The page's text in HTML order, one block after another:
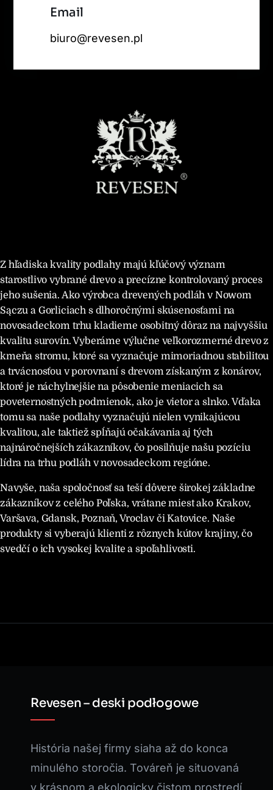
Email
biuro@revesen.pl
Z hľadiska kvality podlahy majú kľúčový význam
starostlivo vybrané drevo a precízne kontrolovaný proces
jeho sušenia. Ako výrobca drevených podláh v Nowom
Sączu a Gorliciach s dlhoročnými skúsenosťami na
novosadeckom trhu kladieme osobitný dôraz na najvyššiu
kvalitu surovín. Vyberáme výlučne veľkorozmerné drevo z
kmeňa stromu, ktoré sa vyznačuje mimoriadnou stabilitou
a trvácnosťou v porovnaní s drevom získaným z konárov,
ktoré je náchylnejšie na pôsobenie meniacich sa
poveternostných podmienok, ako je vietor a slnko. Vďaka
tomu sa naše podlahy vyznačujú nielen vynikajúcou
kvalitou, ale taktiež spĺňajú očakávania aj tých
najnáročnejších zákazníkov, čo posilňuje našu pozíciu
lídra na trhu podláh v novosadeckom regióne.
Navyše, naša spoločnosť sa teší dôvere širokej základne
zákazníkov z celého Poľska, vrátane miest ako Krakov,
Varšava, Gdansk, Poznaň, Vroclav či Katovice. Naše
produkty si vyberajú klienti z rôznych kútov krajiny, čo
svedčí o ich vysokej kvalite a spoľahlivosti.
Revesen – deski podłogowe
História našej firmy siaha až do konca
minulého storočia. Továreň je situovaná
v krásnom a ekologicky čistom prostredí